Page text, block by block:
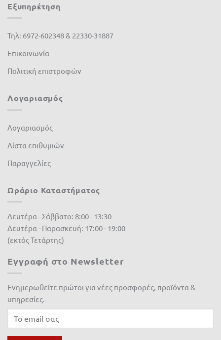
Εξυπηρέτηση
Τηλ: 6972-602348 & 22330-31887
Επικοινωνία
Πολιτική επιστροφών
Λογαριασμός
Λογαριασμός
Λίστα επιθυμιών
Παραγγελίες
Ωράριο Καταστήματος
Δευτέρα - Σάββατο: 8:00 - 13:30
Δευτέρα - Παρασκευή: 17:00 - 19:00
(εκτός Τετάρτης)
Εγγραφή στο Newsletter
Ενημερωθείτε πρώτοι για νέες προσφορές, προϊόντα &
υπηρεσίες.